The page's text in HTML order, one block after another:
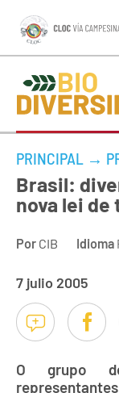
PRINCIPAL →
Brasil:
nova lei
Por CIB Idioma
7 julio 2005
O grupo